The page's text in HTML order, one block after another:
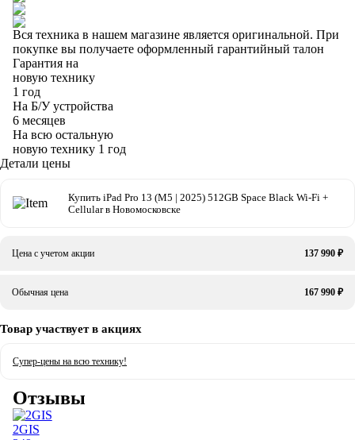
Вся техника в нашем магазине является оригинальной. При
покупке вы получаете оформленный гарантийный талон
Гарантия на
новую технику
1 год
На Б/У устройства
6 месяцев
На всю остальную
новую технику 1 год
Детали цены
Купить iPad Pro 13 (M5 | 2025) 512GB Space Black Wi-Fi +
Cellular в Новомосковске
Цена с учетом акции 137 990 ₽
Обычная цена 167 990 ₽
Товар участвует в акциях
Супер-цены на всю технику!
Отзывы
2GIS